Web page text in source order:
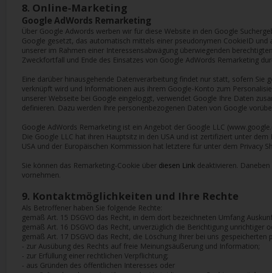
8. Online-Marketing
Google AdWords Remarketing
Über Google Adwords werben wir für diese Website in den Google
Google gesetzt, das automatisch mittels einer pseudonymen CookieID
unserer im Rahmen einer Interessensabwägung überwiegenden
Zweckfortfall und Ende des Einsatzes von Google AdWords Remarketing
Eine darüber hinausgehende Datenverarbeitung findet nur statt, sofern
verknüpft wird und Informationen aus ihrem Google-Konto zum
unserer Webseite bei Google eingeloggt, verwendet Google Ihre Daten
definieren. Dazu werden Ihre personenbezogenen Daten von Google
Google AdWords Remarketing ist ein Angebot der Google LLC
Die Google LLC hat ihren Hauptsitz in den USA und ist zertifiziert unter dem
USA und der Europäischen Kommission hat letztere für unter dem Privacy
Sie können das Remarketing-Cookie über diesen Link deaktivieren.
vornehmen.
9. Kontaktmöglichkeiten und Ihre Rechte
Als Betroffener haben Sie folgende Rechte:
gemäß Art. 15 DSGVO das Recht, in dem dort bezeichneten Umfang
gemäß Art. 16 DSGVO das Recht, unverzüglich die Berichtigung
gemäß Art. 17 DSGVO das Recht, die Löschung Ihrer bei uns
- zur Ausübung des Rechts auf freie Meinungsäußerung und Information;
- zur Erfüllung einer rechtlichen Verpflichtung;
- aus Gründen des öffentlichen Interesses oder